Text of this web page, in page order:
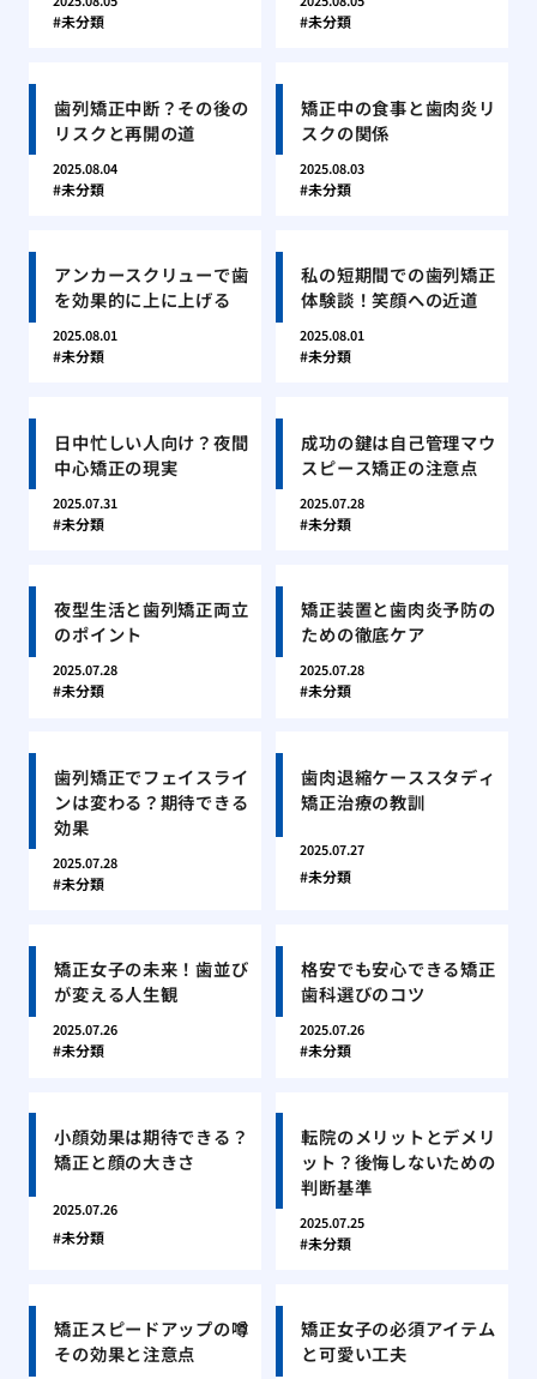
未分類 未分類
歯列矯正中断？その後の
リスクと再開の道
2025.08.04
未分類
矯正中の食事と歯肉炎リ
スクの関係
2025.08.03
未分類
アンカースクリューで歯
を効果的に上に上げる
2025.08.01
未分類
私の短期間での歯列矯正
体験談！笑顔への近道
2025.08.01
未分類
日中忙しい人向け？夜間
中心矯正の現実
2025.07.31
未分類
成功の鍵は自己管理マウ
スピース矯正の注意点
2025.07.28
未分類
夜型生活と歯列矯正両立
のポイント
2025.07.28
未分類
矯正装置と歯肉炎予防の
ための徹底ケア
2025.07.28
未分類
歯列矯正でフェイスライ
ンは変わる？期待できる
効果
2025.07.28
未分類
歯肉退縮ケーススタディ
矯正治療の教訓
2025.07.27
未分類
矯正女子の未来！歯並び
が変える人生観
2025.07.26
未分類
格安でも安心できる矯正
歯科選びのコツ
2025.07.26
未分類
小顔効果は期待できる？
矯正と顔の大きさ
2025.07.26
未分類
転院のメリットとデメリ
ット？後悔しないための
判断基準
2025.07.25
未分類
矯正スピードアップの噂
その効果と注意点
矯正女子の必須アイテム
と可愛い工夫